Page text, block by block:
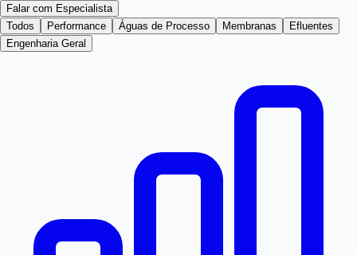
Falar com Especialista
Todos
Performance Águas de Processo Membranas
Efluentes
Engenharia Geral